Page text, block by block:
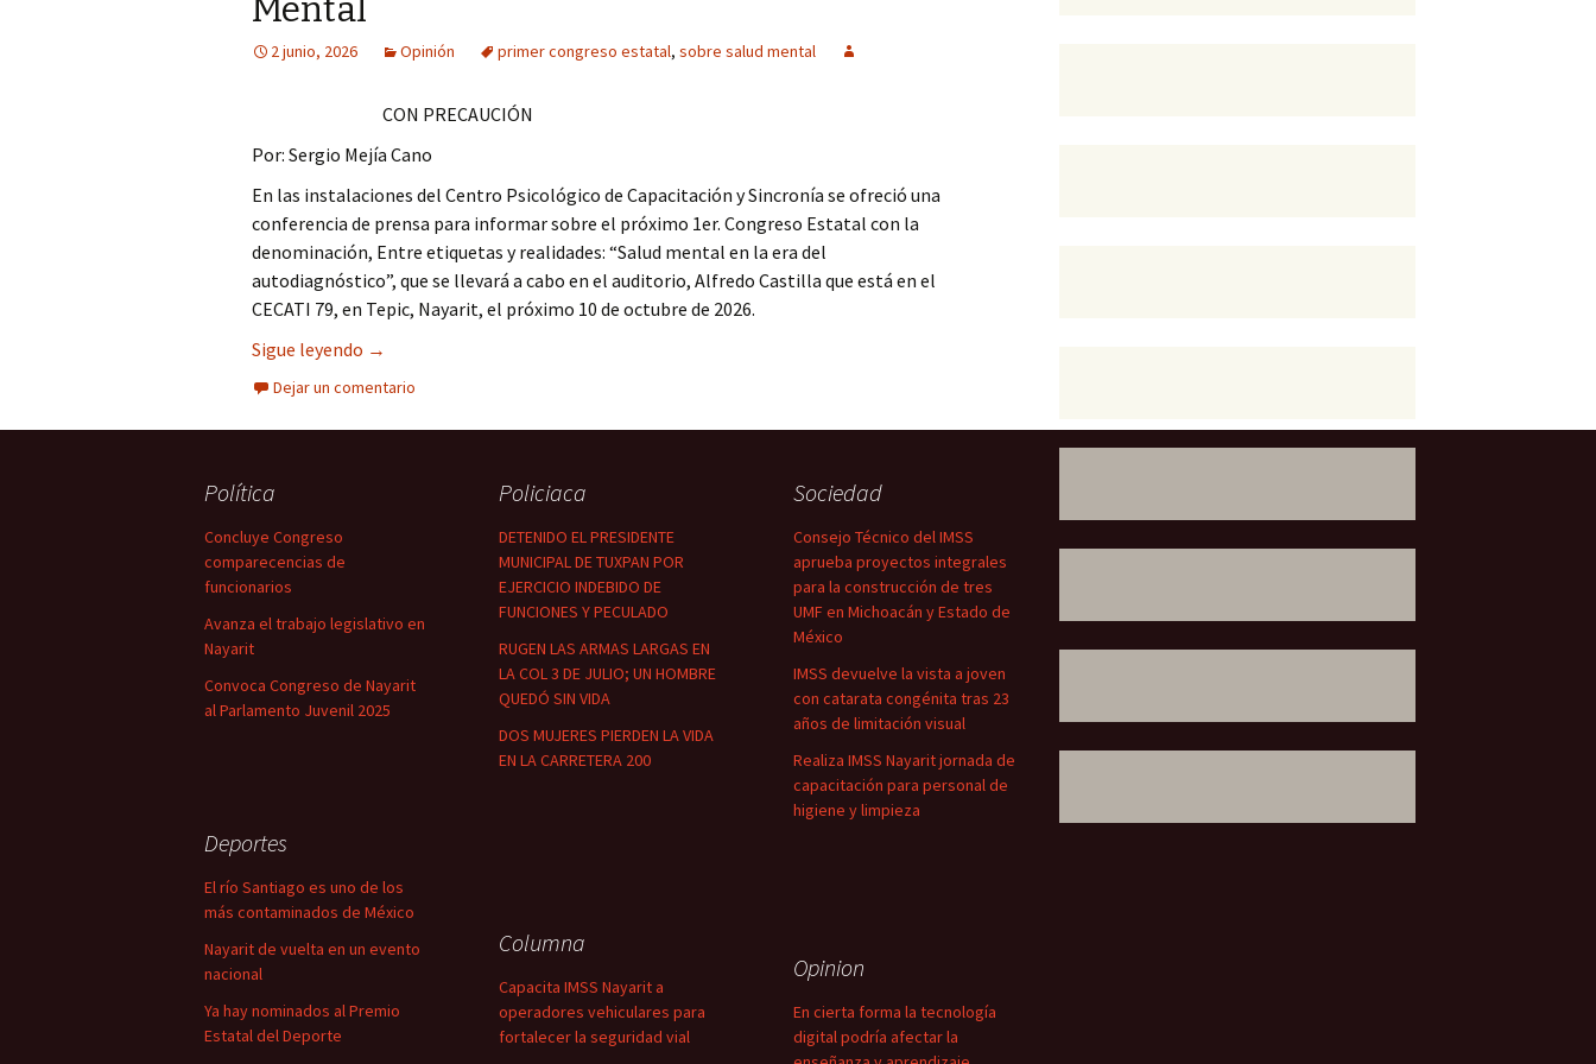
Mental
2 junio, 2026 Opinión primer congreso estatal, sobre salud mental
CON PRECAUCIÓN
Por: Sergio Mejía Cano
En las instalaciones del Centro Psicológico de Capacitación y Sincronía se ofreció una
conferencia de prensa para informar sobre el próximo 1er. Congreso Estatal con la
denominación, Entre etiquetas y realidades: “Salud mental en la era del
autodiagnóstico”, que se llevará a cabo en el auditorio, Alfredo Castilla que está en el
CECATI 79, en Tepic, Nayarit, el próximo 10 de octubre de 2026.
Sigue leyendo Primer Congreso Estatal sobre Salud Mental
→
Dejar un comentario
Política
Concluye Congreso
comparecencias de
funcionarios
Avanza el trabajo legislativo en
Nayarit
Convoca Congreso de Nayarit
al Parlamento Juvenil 2025
Policiaca
DETENIDO EL PRESIDENTE
MUNICIPAL DE TUXPAN POR
EJERCICIO INDEBIDO DE
FUNCIONES Y PECULADO
RUGEN LAS ARMAS LARGAS EN
LA COL 3 DE JULIO; UN HOMBRE
QUEDÓ SIN VIDA
DOS MUJERES PIERDEN LA VIDA
EN LA CARRETERA 200
Sociedad
Consejo Técnico del IMSS
aprueba proyectos integrales
para la construcción de tres
UMF en Michoacán y Estado de
México
IMSS devuelve la vista a joven
con catarata congénita tras 23
años de limitación visual
Realiza IMSS Nayarit jornada de
capacitación para personal de
higiene y limpieza
Deportes
El río Santiago es uno de los
más contaminados de México
Nayarit de vuelta en un evento
nacional
Ya hay nominados al Premio
Estatal del Deporte
Columna
Capacita IMSS Nayarit a
operadores vehiculares para
fortalecer la seguridad vial
Opinion
En cierta forma la tecnología
digital podría afectar la